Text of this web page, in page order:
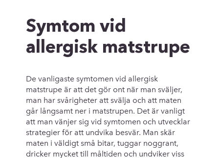
Symtom vid
allergisk matstrupe
De vanligaste symtomen vid allergisk
matstrupe är att det gör ont när man sväljer,
man har svårigheter att svälja och att maten
går långsamt ner i matstrupen. Det är vanligt
att man vänjer sig vid symtomen och utvecklar
strategier för att undvika besvär. Man skär
maten i väldigt små bitar, tuggar noggrant,
dricker mycket till måltiden och undviker viss